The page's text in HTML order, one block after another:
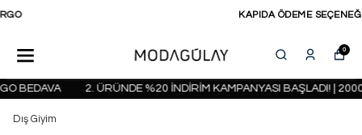
KAPIDA ÖDEME SEÇENEĞİ
0
2. ÜRÜNDE %20 İNDİRİM KAMPANYASI BAŞLADI! | 2000
Dış Giyim